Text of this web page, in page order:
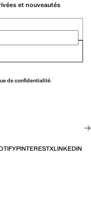
et nouveautés
de confidentialité.
PINTERESTXLINKEDIN